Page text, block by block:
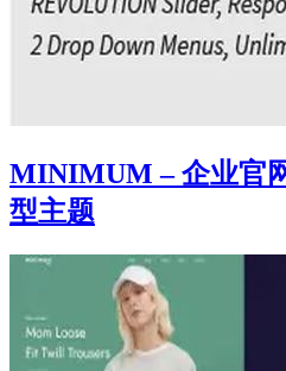
MINIMUM – 企业官
型主题